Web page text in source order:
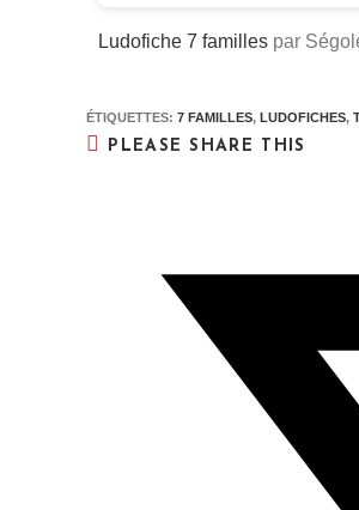
Ludofiche 7 familles par
ÉTIQUETTES: 7 FAMILLES, LUDOFICHES,
PLEASE SHARE THIS